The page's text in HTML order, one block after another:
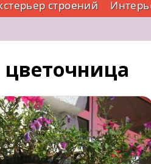
строений
цветочница